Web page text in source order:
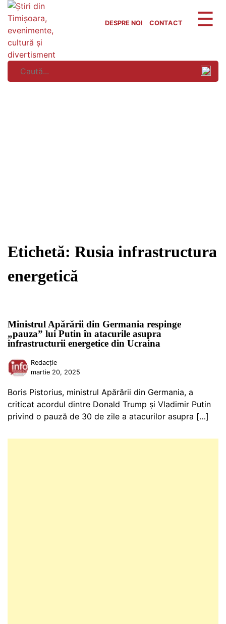
Skip
content
DESPRE NOI CONTACT
Etichetă: Rusia infrastructura
energetică
Ministrul Apărării din Germania respinge
„pauza” lui Putin în atacurile asupra
infrastructurii energetice din Ucraina
Redacție
martie 20, 2025
Boris Pistorius, ministrul Apărării din Germania, a
criticat acordul dintre Donald Trump și Vladimir Putin
privind o pauză de 30 de zile a atacurilor asupra […]